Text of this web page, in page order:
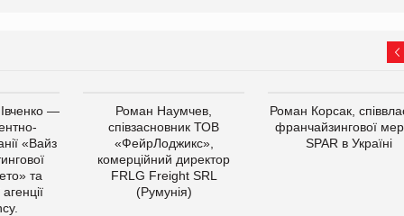
—
«Вайз
та
Роман Наумчев,
співзасновник ТОВ
«ФейрЛоджикс»,
комерційний директор
FRLG Freight SRL
(Румунія)
Роман Корсак,
франчайзингової
SPAR в Україні